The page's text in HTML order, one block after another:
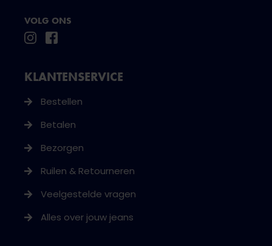
VOLG ONS
KLANTENSERVICE
Bestellen
Betalen
Bezorgen
Ruilen & Retourneren
Veelgestelde vragen
Alles over jouw jeans